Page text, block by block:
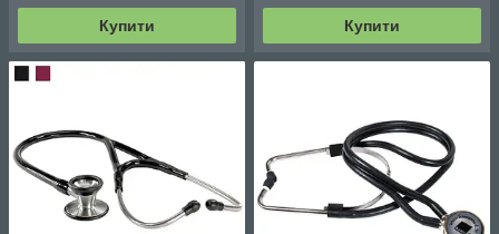
Купити Купити